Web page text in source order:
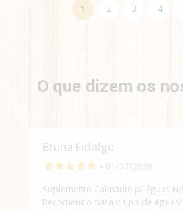
1 2 3 4
O que dizem os
Bruna Fidalgo
Suplemento Calmante p/ Éguas
Recomendo para o tipo de